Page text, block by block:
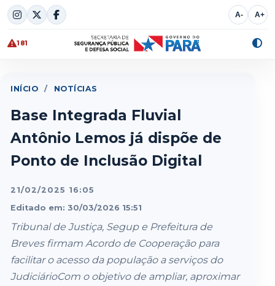
Skip
to
content
A- A+
181
INÍCIO / NOTÍCIAS
Base Integrada Fluvial
Antônio Lemos já dispõe de
Ponto de Inclusão Digital
21/02/2025 16:05
Editado em: 30/03/2026 15:51
Tribunal de Justiça, Segup e Prefeitura de
Breves firmam Acordo de Cooperação para
facilitar o acesso da população a serviços do
JudiciárioCom o objetivo de ampliar, aproximar